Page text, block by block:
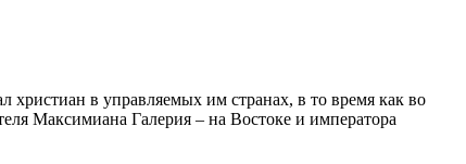
в управляемых им странах, в то время как во
Максимиана Галерия – на Востоке и императора